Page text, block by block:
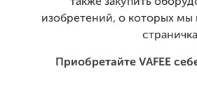
изобретений, о которых мы
Приобретайте VAFEE